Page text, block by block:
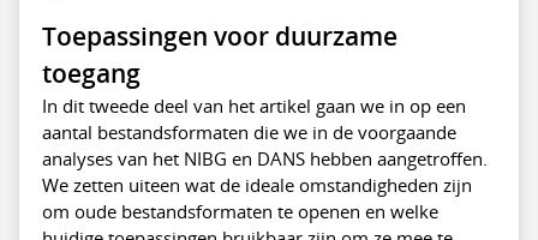
Toepassingen voor duurzame
toegang
In dit tweede deel van het artikel gaan we in op een
aantal bestandsformaten die we in de voorgaande
analyses van het NIBG en DANS hebben aangetroffen.
We zetten uiteen wat de ideale omstandigheden zijn
om oude bestandsformaten te openen en welke